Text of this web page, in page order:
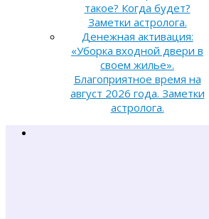
такое? Когда будет?
Заметки астролога.
Денежная активация:
«Уборка входной двери в
своем жилье».
Благоприятное время на
август 2026 года. Заметки
астролога.